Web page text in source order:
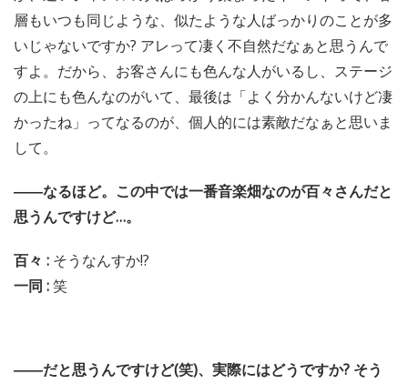
層もいつも同じような、似たような人ばっかりのことが多
いじゃないですか? アレって凄く不自然だなぁと思うんで
すよ。だから、お客さんにも色んな人がいるし、ステージ
の上にも色んなのがいて、最後は「よく分かんないけど凄
かったね」ってなるのが、個人的には素敵だなぁと思いま
して。
――なるほど。この中では一番音楽畑なのが百々さんだと
思うんですけど…。
百々 : そうなんすか!?
一同 :笑
――だと思うんですけど(笑)、実際にはどうですか? そう